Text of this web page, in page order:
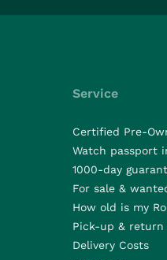
Service
Certified Pre-
Watch passport
1000-day
For sale &
How old is my
Pick-up & return
Delivery Costs